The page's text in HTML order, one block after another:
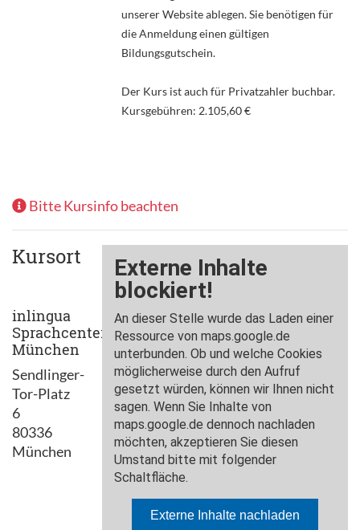
unserer Website ablegen. Sie benötigen für
die Anmeldung einen gültigen
Bildungsgutschein.
Der Kurs ist auch für Privatzahler buchbar.
Kursgebühren: 2.105,60 €
Bitte Kursinfo beachten
Kursort
inlingua
Sprachcenter
München
Sendlinger-
Tor-Platz
6
80336
München